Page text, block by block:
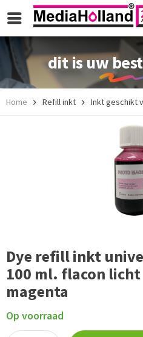
dit is uw
Home Refill inkt Inkt geschikt
Dye refill inkt
100 ml. flacon licht
magenta
Op voorraad